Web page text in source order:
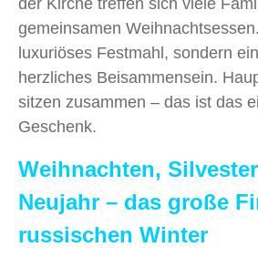
der Kirche treffen sich viele
gemeinsamen
luxuriöses Festmahl, sondern
herzliches Beisammensein.
sitzen zusammen – das ist das
Geschenk.
Weihnachten,
Neujahr – das große
russischen Winter